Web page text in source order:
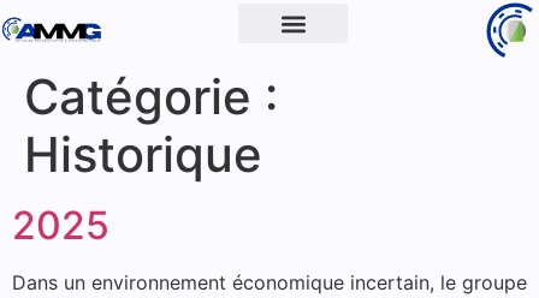
Catégorie :
Historique
2025
Dans un environnement économique incertain, le groupe